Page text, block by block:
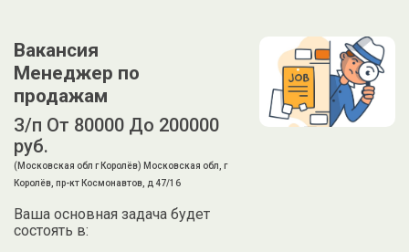
Вакансия
Менеджер по
продажам
З/п От 80000 До 200000
руб.
(Московская обл г Королёв) Московская обл, г
Королёв, пр-кт Космонавтов, д 47/16
Ваша основная задача будет
состоять в: